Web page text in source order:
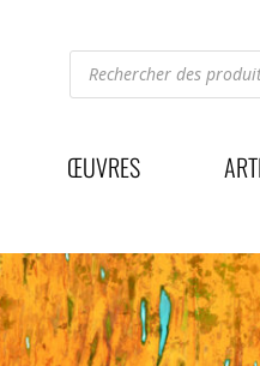
Recherche
de
produits
ŒUVRES